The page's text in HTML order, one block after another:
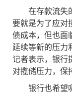
在存款流失的
要就是为了应对
债成本，但也面
延续等新的压力
记者表示，银行
对揽储压力，保
银行也希望吸